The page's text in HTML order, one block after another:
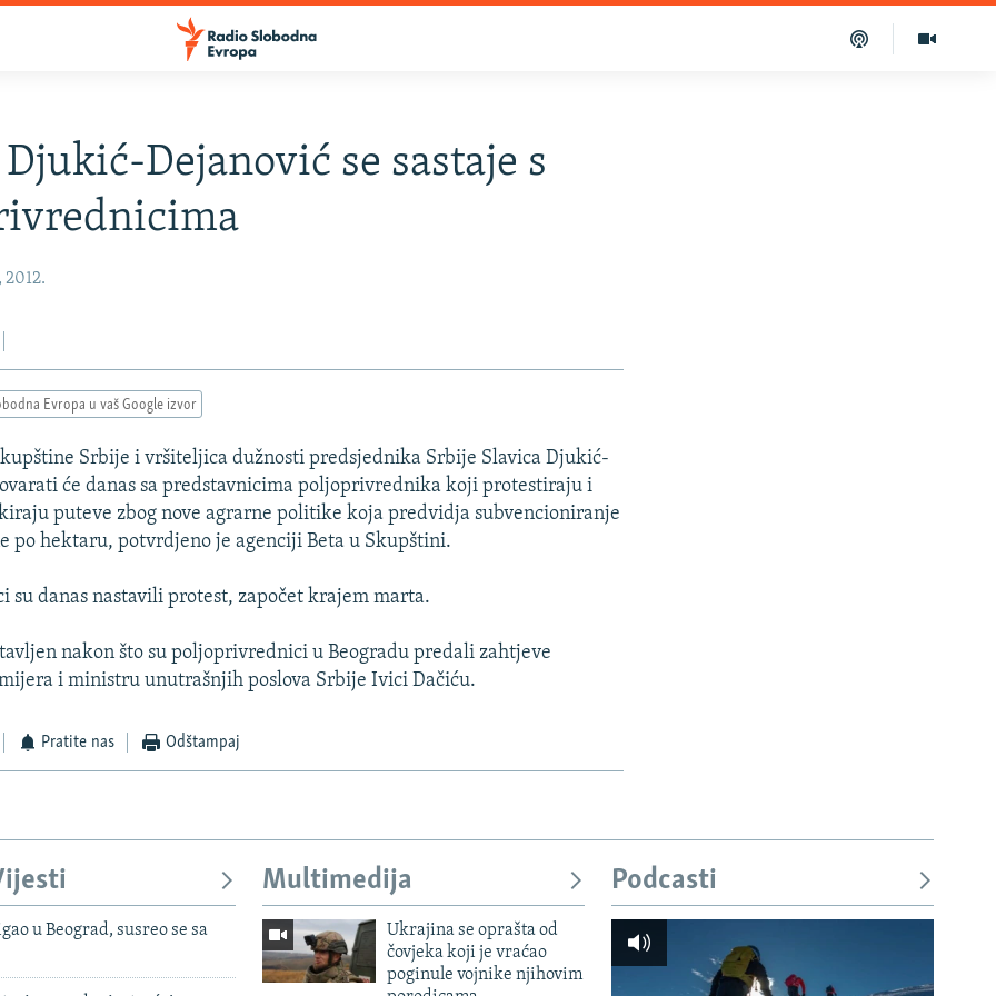
Dejanović se sastaje s
Evropa u vaš Google izvor
Srbije i vršiteljica dužnosti predsjednika Srbije Slavica Djukić-
će danas sa predstavnicima poljoprivrednika koji protestiraju i
puteve zbog nove agrarne politike koja predvidja subvencioniranje
po hektaru, potvrdjeno je agenciji Beta u Skupštini.
su danas nastavili protest, započet krajem marta.
nakon što su poljoprivrednici u Beogradu predali zahtjeve
i ministru unutrašnjih poslova Srbije Ivici Dačiću.
Pratite nas Odštampaj
u Beograd, susreo se sa
Multimedija
Ukrajina se oprašta od
čovjeka koji je vraćao
poginule vojnike njihovim
Podcasti